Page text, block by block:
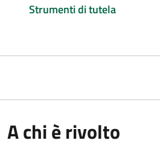
Strumenti di tutela
A chi è rivolto